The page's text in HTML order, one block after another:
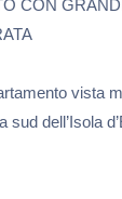
CON
vista
sud dell’Isola